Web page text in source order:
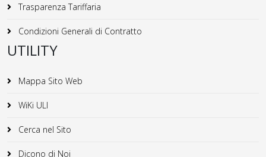
Trasparenza Tariffaria
Condizioni Generali di Contratto
UTILITY
Mappa Sito Web
WiKi ULI
Cerca nel Sito
Dicono di Noi